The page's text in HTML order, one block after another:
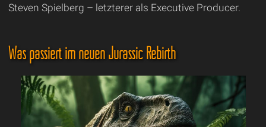
Steven Spielberg – letzterer als Executive Producer.
Was passiert im neuen Jurassic Rebirth